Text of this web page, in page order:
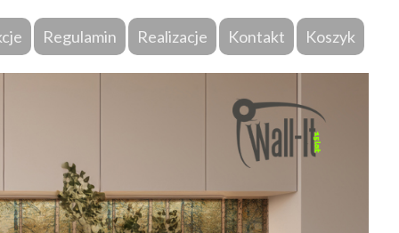
Regulamin Realizacje Kontakt Koszyk